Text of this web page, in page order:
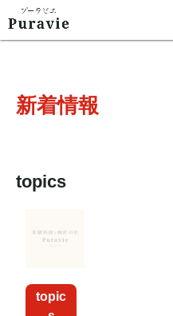
新着情報
topics
topic